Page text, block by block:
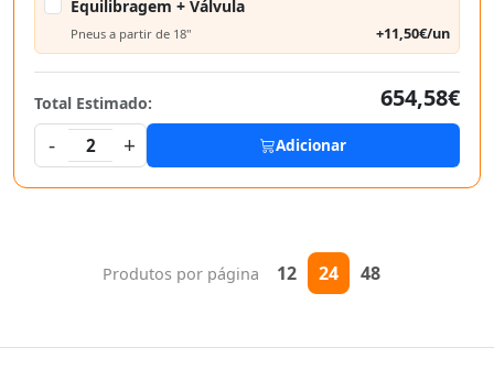
Equilibragem + Válvula
Pneus a partir de 18" +11,50€/un
Total Estimado:
654,58€
-
2 + Adicionar
Produtos por página 12 24 48